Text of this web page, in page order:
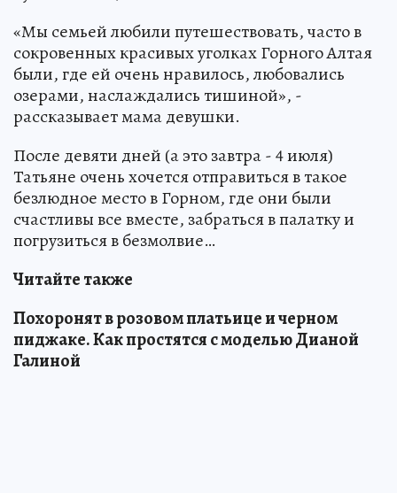
«Мы семьей любили путешествовать, часто в
сокровенных красивых уголках Горного Алтая
были, где ей очень нравилось, любовались
озерами, наслаждались тишиной», -
рассказывает мама девушки.
После девяти дней (а это завтра - 4 июля)
Татьяне очень хочется отправиться в такое
безлюдное место в Горном, где они были
счастливы все вместе, забраться в палатку и
погрузиться в безмолвие…
Читайте также
Похоронят в розовом платьице и черном
пиджаке. Как простятся с моделью Дианой
Галиной